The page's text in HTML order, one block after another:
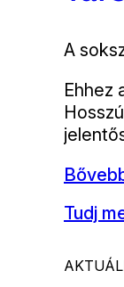
A
Ehhez
Tudj